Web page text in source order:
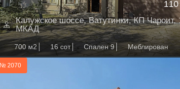
Калужское шоссе, Ватутинки, КП Чароит,
МКАД
700 м2 16 сот Спален 9 Меблирован
№ 2070